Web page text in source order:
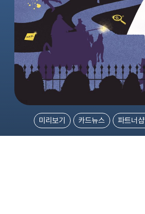
미리보기 카드뉴스 파트너샵